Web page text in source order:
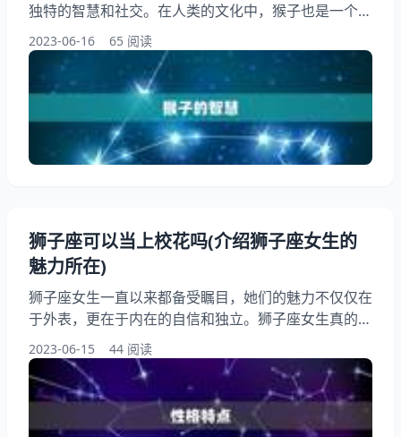
独特的智慧和社交。在人类的文化中，猴子也是一个广
为人知的形象，被赋予了各种不同的象征意义。本文将
以“为什么说两只猴不到头”为主题，介绍猴子的智慧和
社交，带领读者一起了解这些有趣的动物。 一、猴子
的智慧 猴子是一种非常聪明的动物，它们在自然界中
有着独特的智慧。研究表明，猴子具有很强的学习和记
忆，能够通过观察和模仿来学习新的和行为
2023-06-16 65 阅读
狮子座可以当上校花吗(介绍狮子座女生的
魅力所在)
狮子座女生一直以来都备受瞩目，她们的魅力不仅仅在
于外表，更在于内在的自信和独立。狮子座女生真的可
以当上校花吗？本文将从狮子座女生的性格特点、外表
魅力、社交等方面介绍她们成为校花的，让我们一起来
看看吧。 一、性格特点 狮子座女生的性格特点是自
信、热情、大方、有领导力和自尊心强。她们通常有着
强烈的个人主义和自我，喜欢成为众人瞩目的焦点。这
2023-06-15 44 阅读